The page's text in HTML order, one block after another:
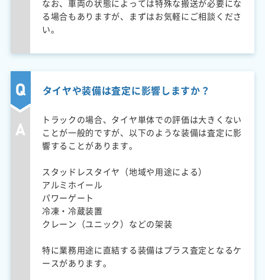
なお、車両の状態によっては特殊な搬送が必要にな
る場合もありますが、まずはお気軽にご相談くださ
い。
タイヤや装備は査定に影響しますか？
トラックの場合、タイヤ単体での評価は大きくない
ことが一般的ですが、以下のような装備は査定に影
響することがあります。
スタッドレスタイヤ（地域や用途による）
アルミホイール
パワーゲート
冷凍・冷蔵装置
クレーン（ユニック）などの架装
特に業務用途に直結する装備はプラス査定となるケ
ースがあります。